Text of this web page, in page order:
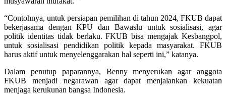
“Contohnya, untuk persiapan pemilihan di tahun 2024, FKUB dapat
bekerjasama dengan KPU dan Bawaslu untuk sosialisasi, agar
politik identitas tidak berlaku. FKUB bisa mengajak Kesbangpol,
untuk sosialisasi pendidikan politik kepada masyarakat. FKUB
harus aktif untuk menyelenggarakan hal seperti ini,” katanya.
Dalam penutup paparannya, Benny menyerukan agar anggota
FKUB menjadi negarawan agar dapat menjalankan kekuatan
menjaga kerukunan bangsa Indonesia.